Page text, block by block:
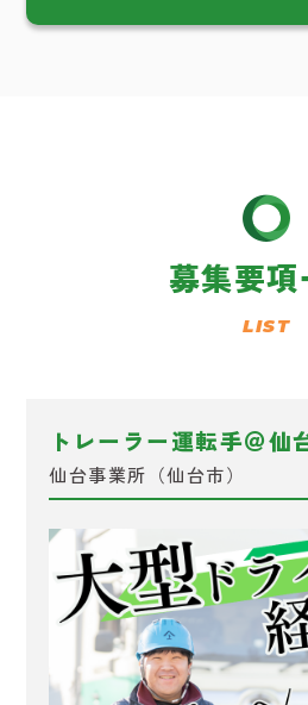
募集要項
LIST
トレーラー運転手＠仙
仙台事業所（仙台市）